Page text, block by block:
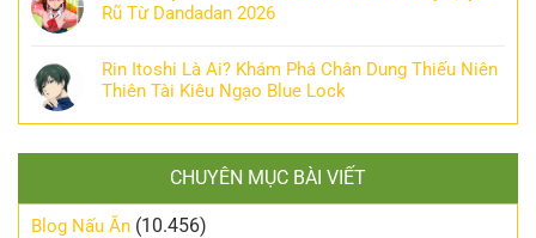
Rũ Từ Dandadan 2026
Rin Itoshi Là Ai? Khám Phá Chân Dung Thiếu Niên
Thiên Tài Kiêu Ngạo Blue Lock
CHUYÊN MỤC BÀI VIẾT
Blog Nấu Ăn (10.456)